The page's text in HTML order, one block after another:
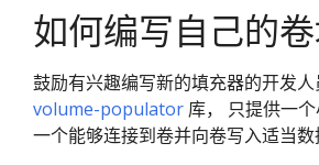
如何编写自己的
鼓励有兴趣编写新的填充器的开发人
volume-populator 库， 只提供一
一个能够连接到卷并向卷写入适当数